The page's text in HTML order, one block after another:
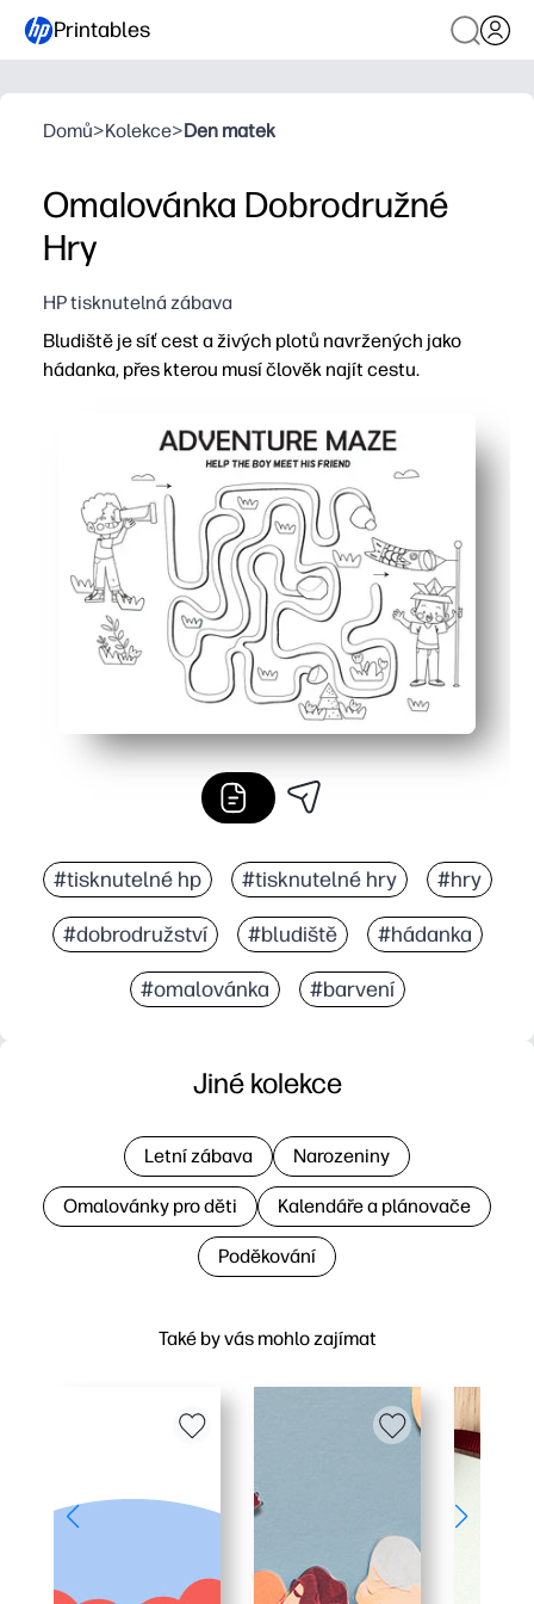
Printables
Domů>Kolekce>Den matek
Omalovánka Dobrodružné
Hry
HP tisknutelná zábava
Bludiště je síť cest a živých plotů navržených jako
hádanka, přes kterou musí člověk najít cestu.
#tisknutelné hp #tisknutelné hry #hry
#dobrodružství #bludiště #hádanka
#omalovánka #barvení
Také by vás mohlo zajímat
Jiné kolekce
Letní zábava Narozeniny
Omalovánky pro děti Kalendáře a plánovače
Poděkování